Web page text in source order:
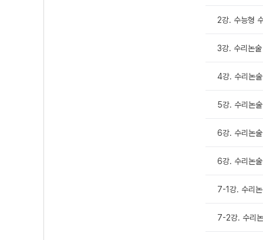
2강. 수능형
3강. 수리논
4강. 수리논
5강. 수리논
6강. 수리논
6강. 수리논
7-1강. 수리
7-2강. 수리